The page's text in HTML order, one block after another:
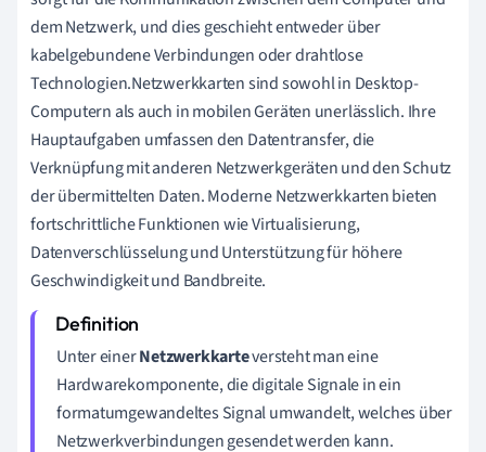
dem Netzwerk, und dies geschieht entweder über
kabelgebundene Verbindungen oder drahtlose
Technologien.Netzwerkkarten sind sowohl in Desktop-
Computern als auch in mobilen Geräten unerlässlich. Ihre
Hauptaufgaben umfassen den Datentransfer, die
Verknüpfung mit anderen Netzwerkgeräten und den Schutz
der übermittelten Daten. Moderne Netzwerkkarten bieten
fortschrittliche Funktionen wie Virtualisierung,
Datenverschlüsselung und Unterstützung für höhere
Geschwindigkeit und Bandbreite.
Unter einerNetzwerkkarteversteht man eine
Hardwarekomponente, die digitale Signale in ein
formatumgewandeltes Signal umwandelt, welches über
Netzwerkverbindungen gesendet werden kann.